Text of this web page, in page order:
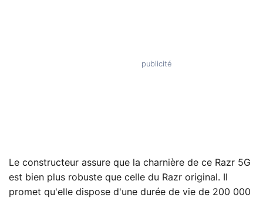
Le constructeur assure que la charnière de ce Razr 5G
est bien plus robuste que celle du Razr original. Il
promet qu'elle dispose d'une durée de vie de 200 000